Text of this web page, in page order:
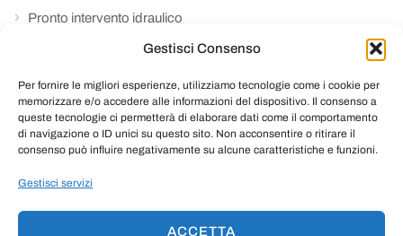
Gestisci Consenso
Per fornire le migliori esperienze, utilizziamo tecnologie come i cookie per
memorizzare e/o accedere alle informazioni del dispositivo. Il consenso a
queste tecnologie ci permetterà di elaborare dati come il comportamento
di navigazione o ID unici su questo sito. Non acconsentire o ritirare il
consenso può influire negativamente su alcune caratteristiche e funzioni.
Gestisci servizi
ACCETTA
Pronto intervento idraulico
Ristrutturazioni
Senza Categoria
Serramenti
Termoidraulica